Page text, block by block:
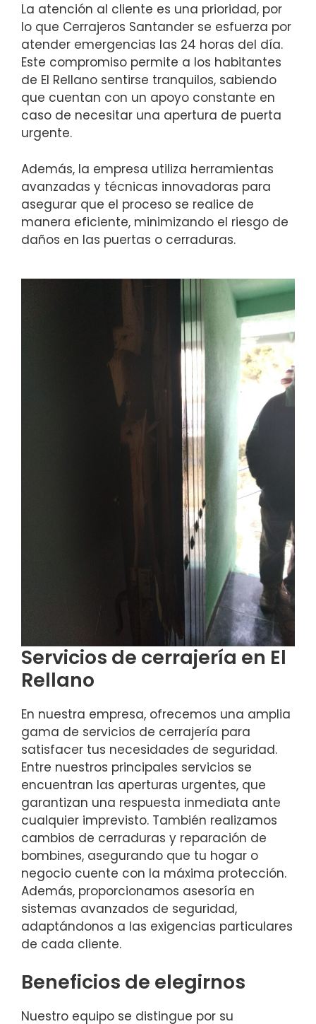
La atención al cliente es una prioridad, por
lo que Cerrajeros Santander se esfuerza por
atender emergencias las 24 horas del día.
Este compromiso permite a los habitantes
de El Rellano sentirse tranquilos, sabiendo
que cuentan con un apoyo constante en
caso de necesitar una apertura de puerta
urgente.
Además, la empresa utiliza herramientas
avanzadas y técnicas innovadoras para
asegurar que el proceso se realice de
manera eficiente, minimizando el riesgo de
daños en las puertas o cerraduras.
Servicios de cerrajería en El
Rellano
En nuestra empresa, ofrecemos una amplia
gama de servicios de cerrajería para
satisfacer tus necesidades de seguridad.
Entre nuestros principales servicios se
encuentran las aperturas urgentes, que
garantizan una respuesta inmediata ante
cualquier imprevisto. También realizamos
cambios de cerraduras y reparación de
bombines, asegurando que tu hogar o
negocio cuente con la máxima protección.
Además, proporcionamos asesoría en
sistemas avanzados de seguridad,
adaptándonos a las exigencias particulares
de cada cliente.
Beneficios de elegirnos
Nuestro equipo se distingue por su